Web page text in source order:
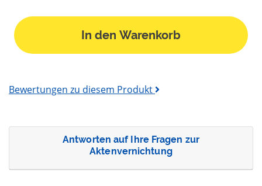
In den Warenkorb
Bewertungen zu diesem Produkt
Antworten auf Ihre Fragen zur
Aktenvernichtung